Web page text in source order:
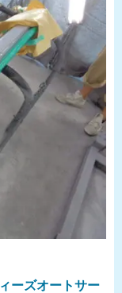
ーズオートサー